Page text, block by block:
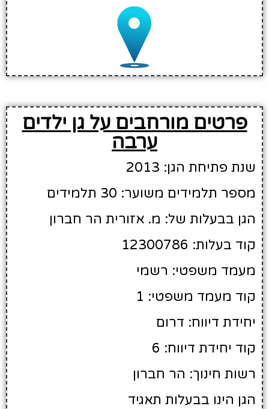
פרטים מורחבים על גן ילדים
ערבה
שנת פתיחת הגן: 2013
מספר תלמידים משוער: 30 תלמידים
הגן בבעלות של: מ. אזורית הר חברון
קוד בעלות: 12300786
מעמד משפטי: רשמי
קוד מעמד משפטי: 1
יחידת דיווח: דרום
קוד יחידת דיווח: 6
רשות חינוך: הר חברון
הגן הינו בבעלות תאגיד